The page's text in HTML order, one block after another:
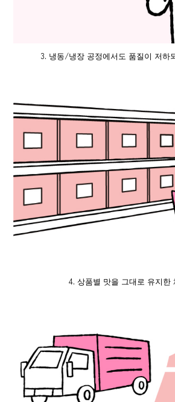
3. 냉동/냉장 공정에서도 품질이 저하
4. 상품별 맛을 그대로 유지한